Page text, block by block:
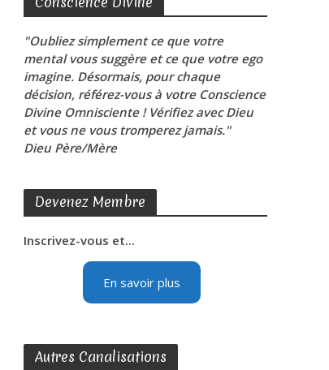
"Oubliez simplement ce que votre
mental vous suggère et ce que votre ego
imagine. Désormais, pour chaque
décision, référez-vous à votre Conscience
Divine Omnisciente ! Vérifiez avec Dieu
et vous ne vous tromperez jamais."
Dieu Père/Mère
Devenez Membre
Inscrivez-vous et...
En savoir plus
Autres Canalisations